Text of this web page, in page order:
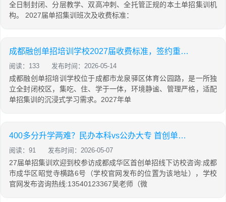
全日制封闭、分层教学、双高冲刺、全托管正规的本土单招集训机
构。 2027届单招集训班次及收费标准：
成都融创单招培训学校2027届收费标准，签约重点公办院校！
阅读：133 发布时间：2026-05-14
成都融创单招培训学校位于成都市龙泉驿区体育公园路，是一所独
立全封闭校区，集吃、住、学于一体，环境静谧、管理严格，适配
单招集训的沉浸式学习需求。2027年单
400多分升学两难？民办本科vs公办大专 首创单招为你解答
阅读：91 发布时间：2026-05-07
27届单招集训欢迎到校参访成都成华区首创单招线下访校咨询:成都
市成华区昭觉寺横路6号（学校官网发布的位置为该地址），学校
官网发布咨询热线:13540123367吴老师（微